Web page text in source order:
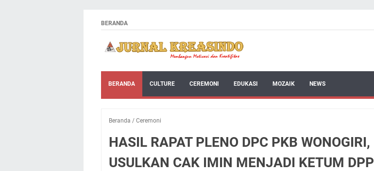
BERANDA
BERANDA CULTURE CEREMONI EDUKASI MOZAIK NEWS
Beranda / Ceremoni
HASIL RAPAT PLENO DPC PKB WONOGIRI,
USULKAN CAK IMIN MENJADI KETUM DPP